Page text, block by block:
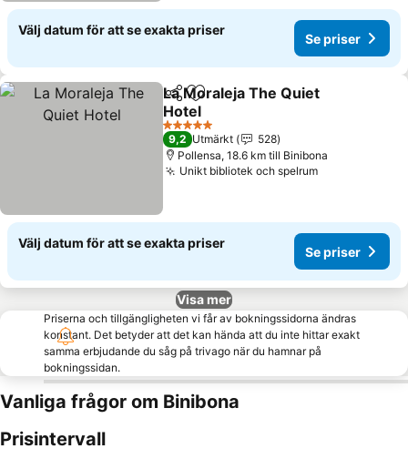
Välj datum för att se exakta priser
Se priser
Dela Lägg till i Mina Favoriter
La Moraleja The Quiet
Hotel
Se priser
5 Stjärnor
9,2 Utmärkt
528
Pollensa, 18.6 km till Binibona
Unikt bibliotek och spelrumSe priser
Välj datum för att se exakta priser
Se priser
Visa mer
Priserna och tillgängligheten vi får av bokningssidorna ändras
konstant. Det betyder att det kan hända att du inte hittar exakt
samma erbjudande du såg på trivago när du hamnar på
bokningssidan.
Vanliga frågor om Binibona
Prisintervall